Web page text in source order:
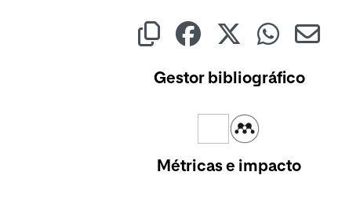
Gestor bibliográfico
Métricas e impacto